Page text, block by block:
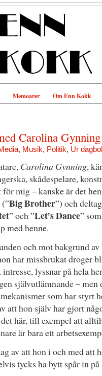
Memoarer Om Enn Kokk
Carolina Gynning
, Musik, Politik, Ur
Carolina Gynning,
skådespelare,
mig – kanske är det
Big Brother”) och
” och ”Let’s Dance”
med henne.
och mot bakgrund av
har missbrukat droger
lyssnar på hela
självutlämnande – men
som har styrt
att hon själv har gjort
här, till exempel att
är bara ett
av att hon i och med att
tycks ha bytt spår in